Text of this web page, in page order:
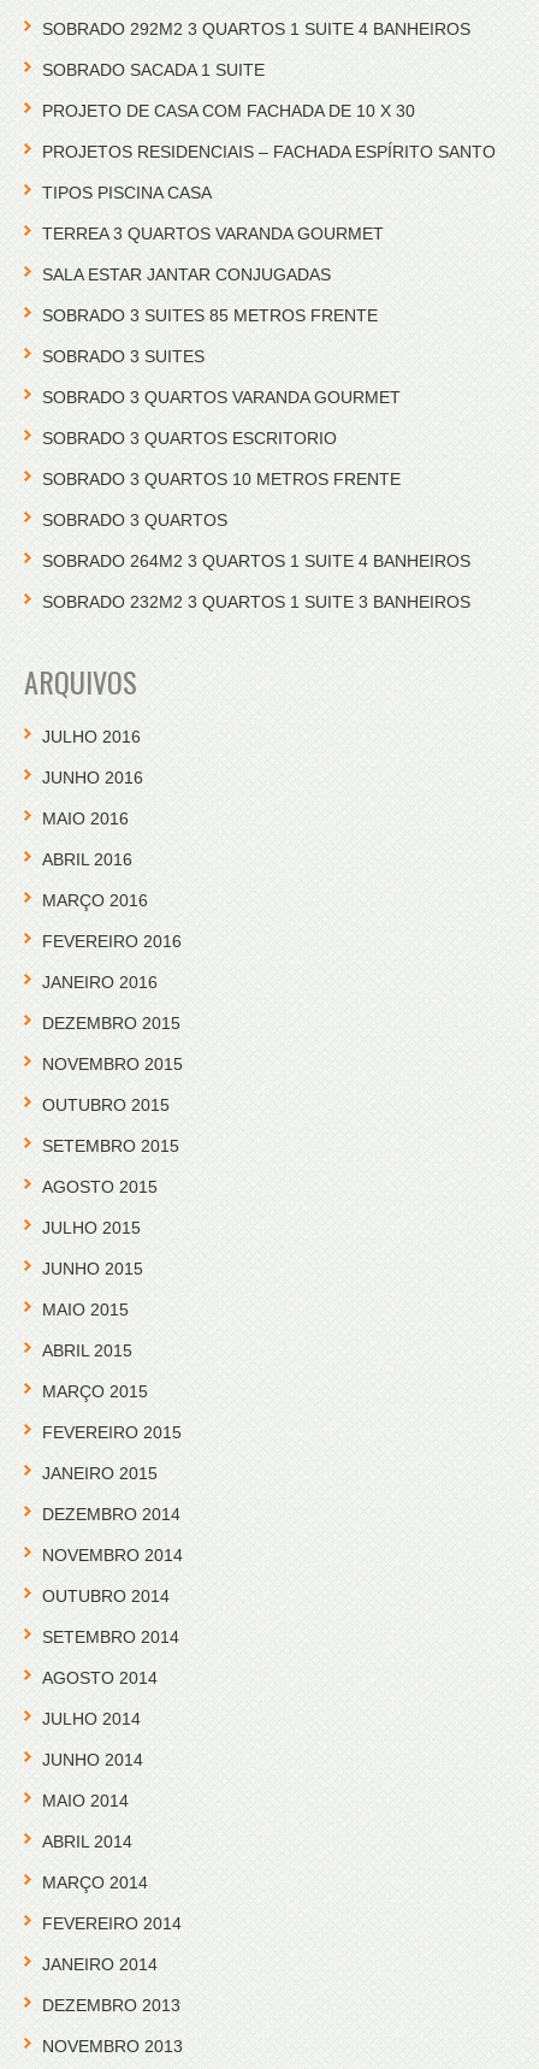
SOBRADO 292M2 3 QUARTOS 1 SUITE 4 BANHEIROS
SOBRADO SACADA 1 SUITE
PROJETO DE CASA COM FACHADA DE 10 X 30
PROJETOS RESIDENCIAIS – FACHADA ESPÍRITO SANTO
TIPOS PISCINA CASA
TERREA 3 QUARTOS VARANDA GOURMET
SALA ESTAR JANTAR CONJUGADAS
SOBRADO 3 SUITES 85 METROS FRENTE
SOBRADO 3 SUITES
SOBRADO 3 QUARTOS VARANDA GOURMET
SOBRADO 3 QUARTOS ESCRITORIO
SOBRADO 3 QUARTOS 10 METROS FRENTE
SOBRADO 3 QUARTOS
SOBRADO 264M2 3 QUARTOS 1 SUITE 4 BANHEIROS
SOBRADO 232M2 3 QUARTOS 1 SUITE 3 BANHEIROS
ARQUIVOS
JULHO 2016
JUNHO 2016
MAIO 2016
ABRIL 2016
MARÇO 2016
FEVEREIRO 2016
JANEIRO 2016
DEZEMBRO 2015
NOVEMBRO 2015
OUTUBRO 2015
SETEMBRO 2015
AGOSTO 2015
JULHO 2015
JUNHO 2015
MAIO 2015
ABRIL 2015
MARÇO 2015
FEVEREIRO 2015
JANEIRO 2015
DEZEMBRO 2014
NOVEMBRO 2014
OUTUBRO 2014
SETEMBRO 2014
AGOSTO 2014
JULHO 2014
JUNHO 2014
MAIO 2014
ABRIL 2014
MARÇO 2014
FEVEREIRO 2014
JANEIRO 2014
DEZEMBRO 2013
NOVEMBRO 2013